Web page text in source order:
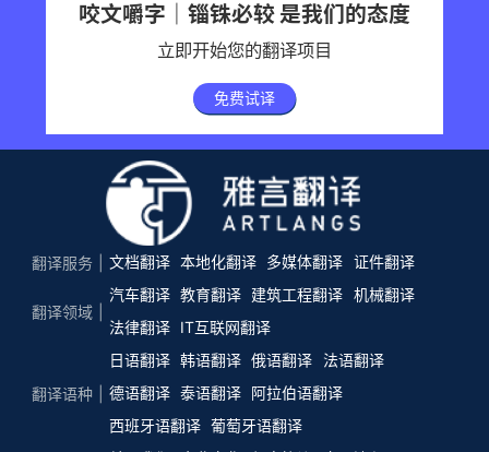
咬文嚼字｜锱铢必较 是我们的态度
立即开始您的翻译项目
免费试译
翻译服务 文档翻译 本地化翻译 多媒体翻译 证件翻译
翻译领域
汽车翻译 教育翻译 建筑工程翻译 机械翻译
法律翻译
IT互联网翻译
翻译语种
日语翻译 韩语翻译 俄语翻译
法语翻译
德语翻译 泰语翻译 阿拉伯语翻译
西班牙语翻译 葡萄牙语翻译